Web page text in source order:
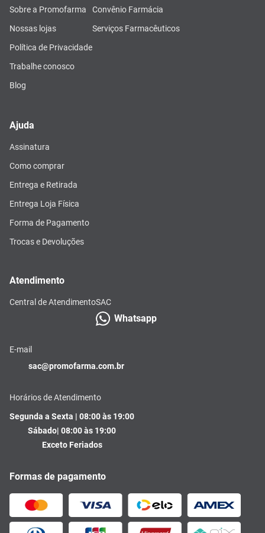
Sobre a Promofarma
Nossas lojas
Política de Privacidade
Trabalhe conosco
Blog
Convênio Farmácia
Serviços Farmacêuticos
Ajuda
Assinatura
Como comprar
Entrega e Retirada
Entrega Loja Física
Forma de Pagamento
Trocas e Devoluções
Atendimento
Central de AtendimentoSAC
Whatsapp
E-mail
sac@promofarma.com.br
Horários de Atendimento
Segunda a Sexta | 08:00 às 19:00
Sábado| 08:00 às 19:00
Exceto Feriados
Formas de pagamento